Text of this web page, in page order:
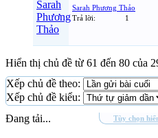
Sarah Phương Thảo
Trả lời:
1
Hiển thị chủ đề từ 61 đến 80 của
Tùy chọn
Xếp chủ đề theo:
Xếp chủ đề kiểu:
Đang tải...